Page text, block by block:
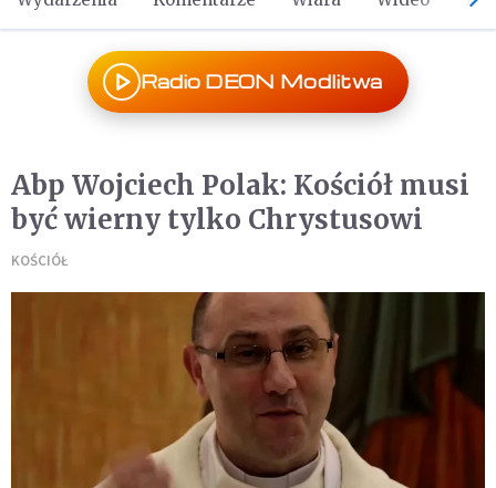
Radio DEON Modlitwa
Abp Wojciech Polak: Kościół musi
być wierny tylko Chrystusowi
KOŚCIÓŁ